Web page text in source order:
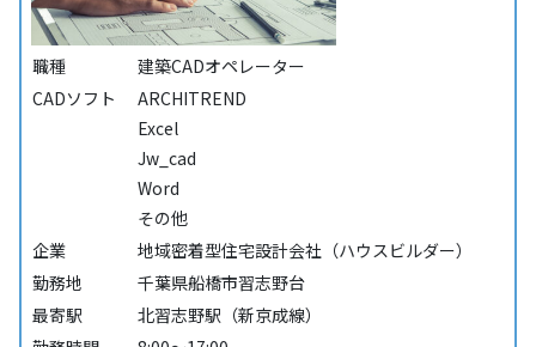
職種
建築CADオペレーター
CADソフト
ARCHITREND
Excel
Jw_cad
Word
その他
企業
地域密着型住宅設計会社（ハウスビルダー）
勤務地
千葉県船橋市習志野台
最寄駅
北習志野駅（新京成線）